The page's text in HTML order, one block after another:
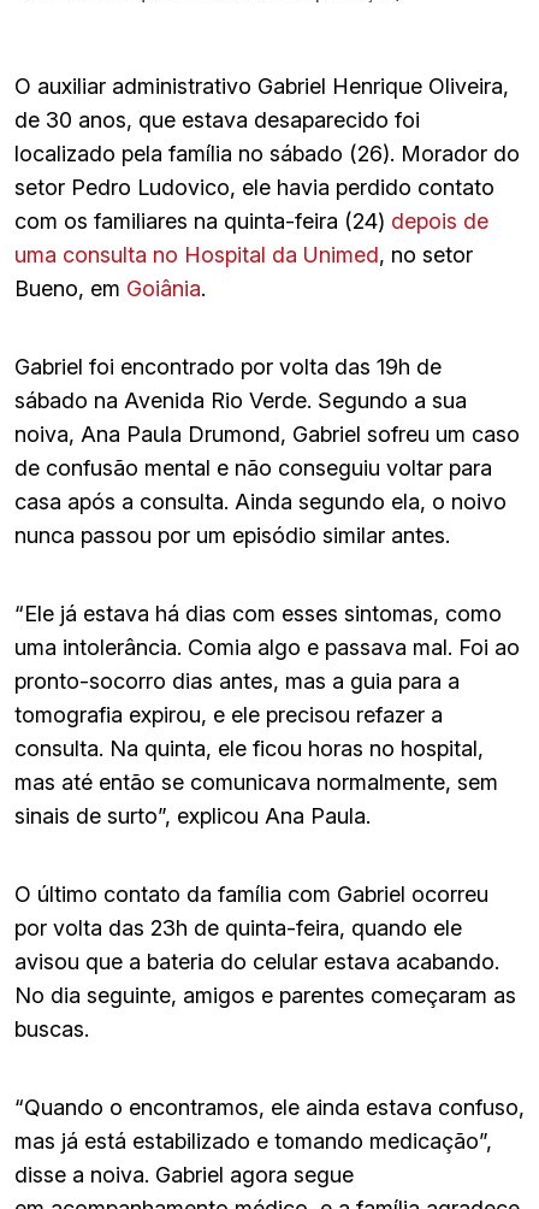
O auxiliar administrativo Gabriel Henrique Oliveira,
de 30 anos, que estava desaparecido foi
localizado pela família no sábado (26). Morador do
setor Pedro Ludovico, ele havia perdido contato
com os familiares na quinta-feira (24) depois de
uma consulta no Hospital da Unimed, no setor
Bueno, em Goiânia.
Gabriel foi encontrado por volta das 19h de
sábado na Avenida Rio Verde. Segundo a sua
noiva, Ana Paula Drumond, Gabriel sofreu um caso
de confusão mental e não conseguiu voltar para
casa após a consulta. Ainda segundo ela, o noivo
nunca passou por um episódio similar antes.
“Ele já estava há dias com esses sintomas, como
uma intolerância. Comia algo e passava mal. Foi ao
pronto-socorro dias antes, mas a guia para a
tomografia expirou, e ele precisou refazer a
consulta. Na quinta, ele ficou horas no hospital,
mas até então se comunicava normalmente, sem
sinais de surto”, explicou Ana Paula.
O último contato da família com Gabriel ocorreu
por volta das 23h de quinta-feira, quando ele
avisou que a bateria do celular estava acabando.
No dia seguinte, amigos e parentes começaram as
buscas.
“Quando o encontramos, ele ainda estava confuso,
mas já está estabilizado e tomando medicação”,
disse a noiva. Gabriel agora segue